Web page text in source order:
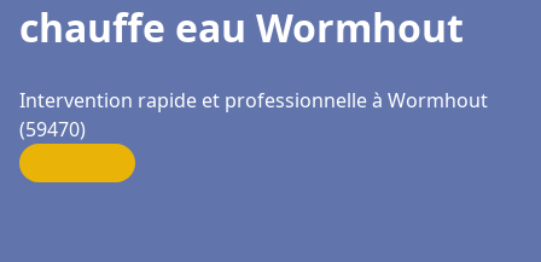
chauffe eau Wormhout
Intervention rapide et professionnelle à Wormhout
(59470)